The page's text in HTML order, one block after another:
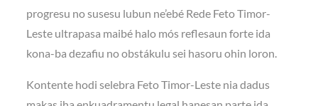
progresu no susesu lubun ne’ebé Rede Feto Timor-
Leste ultrapasa maibé halo mós reflesaun forte ida
kona-ba dezafiu no obstákulu sei hasoru ohin loron.
Kontente hodi selebra Feto Timor-Leste nia dadus